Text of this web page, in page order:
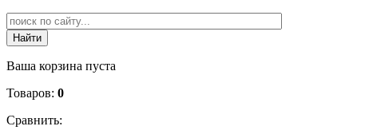
Ваша корзина пуста
Товаров: 0
Сравнить: